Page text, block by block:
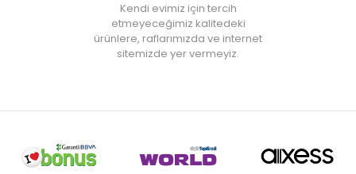
Kendi evimiz için tercih
etmeyeceğimiz kalitedeki
ürünlere, raflarımızda ve internet
sitemizde yer vermeyiz.